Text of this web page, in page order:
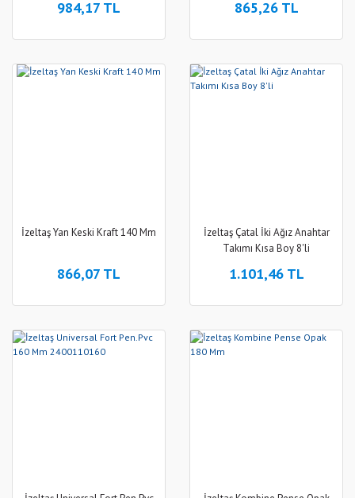
984,17 TL 865,26 TL
İzeltaş Yan Keski Kraft 140 Mm
866,07 TL
İzeltaş Çatal İki Ağız Anahtar
Takımı Kısa Boy 8'li
1.101,46 TL